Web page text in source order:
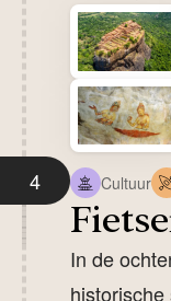
4 Cultuur
In de